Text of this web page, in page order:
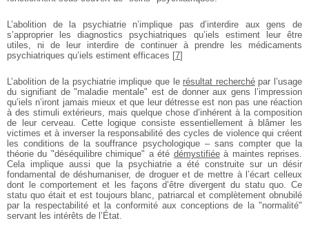
L’abolition de la psychiatrie n’implique pas d’interdire aux gens de
s’approprier les diagnostics psychiatriques qu’iels estiment leur être
utiles, ni de leur interdire de continuer à prendre les médicaments
psychiatriques qu’iels estiment efficaces [7]
L’abolition de la psychiatrie implique que le résultat recherchépar l’usage
du signifiant de "maladie mentale" est de donner aux gens l’impression
qu’iels n’iront jamais mieux et que leur détresse est non pas une réaction
à des stimuli extérieurs, mais quelque chose d’inhérent à la composition
de leur cerveau. Cette logique consiste essentiellement à blâmer les
victimes et à inverser la responsabilité des cycles de violence qui créent
les conditions de la souffrance psychologique – sans compter que la
théorie du "déséquilibre chimique" a été démystifiéeà maintes reprises.
Cela implique aussi que la psychiatrie a été construite sur un désir
fondamental de déshumaniser, de droguer et de mettre à l’écart celleux
dont le comportement et les façons d’être divergent du statu quo. Ce
statu quo était et est toujours blanc, patriarcal et complètement obnubilé
par la respectabilité et la conformité aux conceptions de la "normalité"
servant les intérêts de l’État.